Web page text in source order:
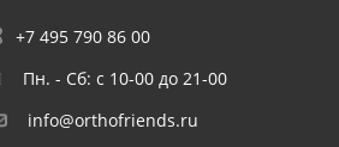
+7 495 790 86 00
Пн. - Сб: с 10-00 до 21-00
info@orthofriends.ru